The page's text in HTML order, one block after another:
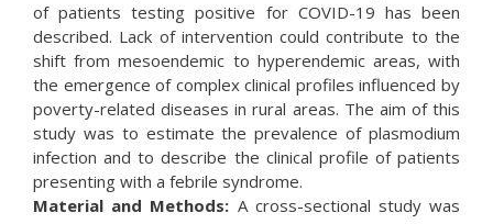
of patients testing positive for COVID-19 has been
described. Lack of intervention could contribute to the
shift from mesoendemic to hyperendemic areas, with
the emergence of complex clinical profiles influenced by
poverty-related diseases in rural areas. The aim of this
study was to estimate the prevalence of plasmodium
infection and to describe the clinical profile of patients
presenting with a febrile syndrome.
Material and Methods: A cross-sectional study was